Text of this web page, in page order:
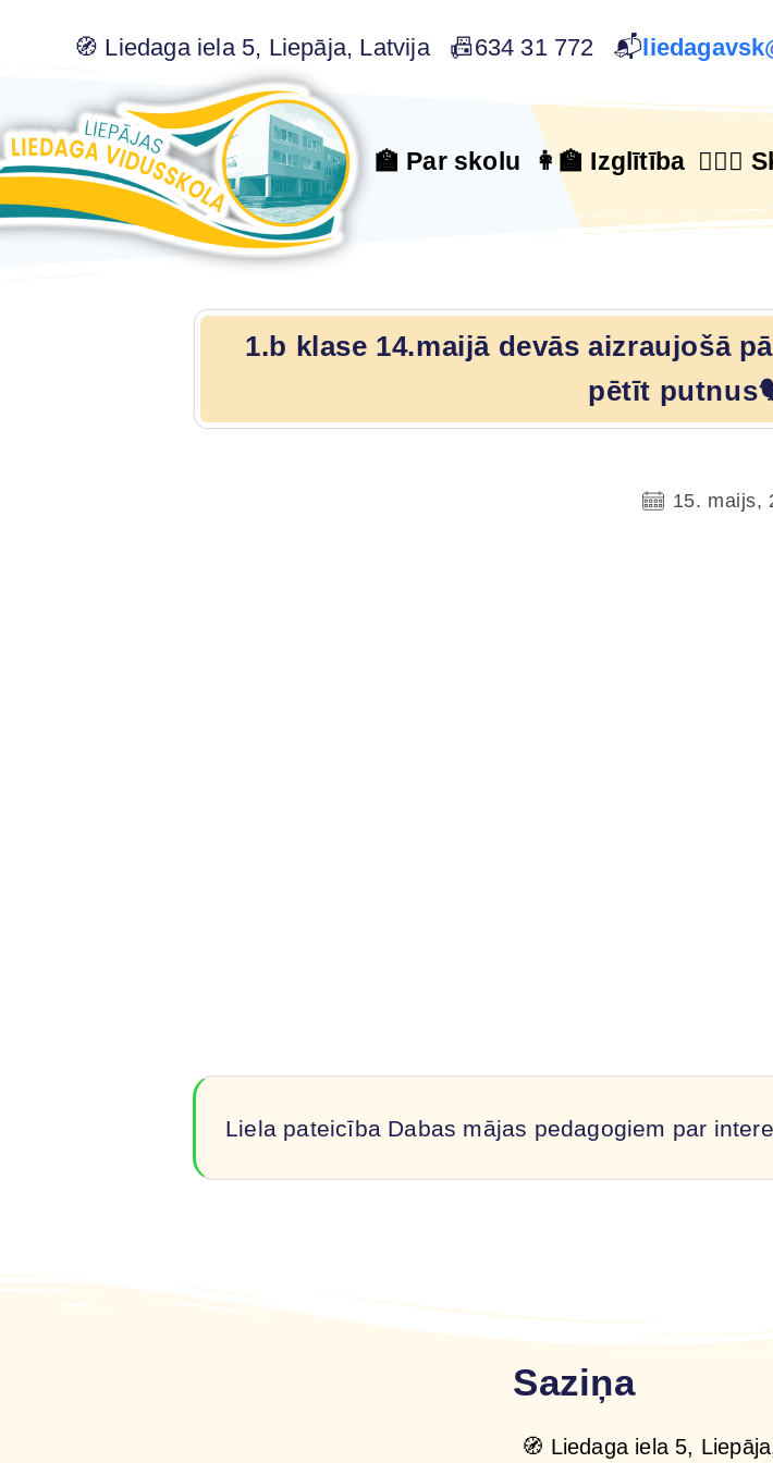
🧭 Liedaga iela 5, Liepāja, Latvija 📠634 31 772 📬
🏫 Par skolu 👩‍🏫 Izglītība 🙋🏻‍♂️
1.b klase 14.maijā devās aizraujošā
pētīt
15. maijs,
Liela pateicība Dabas mājas pedagogiem par
Saziņa
🧭 Liedaga iela 5,